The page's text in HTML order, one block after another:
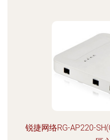
锐捷网络RG-AP220-